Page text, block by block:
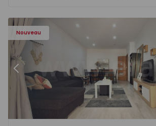
Nouveau
Appartement T2 Moita, Alhos Vedros -
Précédent